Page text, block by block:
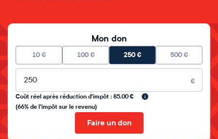
Mon don
10 € 100 € 250€ 500 €
Montant libre
€
Coût réel après réduction d'impôt : 85.00 €
(66% de l'impôt sur le revenu)
Faire un don